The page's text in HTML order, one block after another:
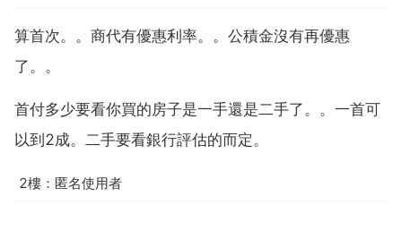
算首次。。商代有優惠利率。。公積金沒有再優惠
了。。
首付多少要看你買的房子是一手還是二手了。。一首可
以到2成。二手要看銀行評估的而定。
2樓：匿名使用者